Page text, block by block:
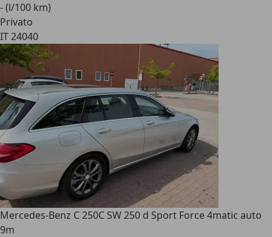
- (l/100 km)
Privato
IT 24040
Mercedes-Benz C 250C SW 250 d Sport Force 4matic auto
9m